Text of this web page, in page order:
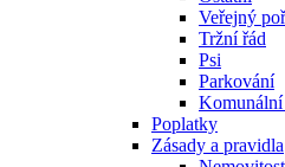
Veřejný
Tržní řád
Psi
Parkování
Komunální
Poplatky
Zásady a pravidla